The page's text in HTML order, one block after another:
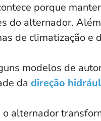
porque
do alternador.
de climatização e
modelos de
da direção
o alternador